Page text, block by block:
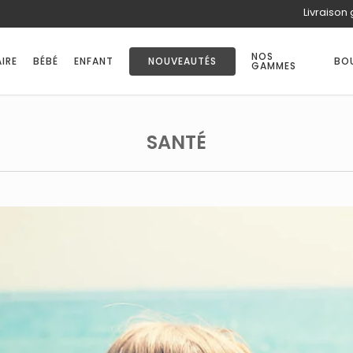
BÉBÉ ENFANT NOUVEAUTÉS NOS
GAMMES
SANTÉ